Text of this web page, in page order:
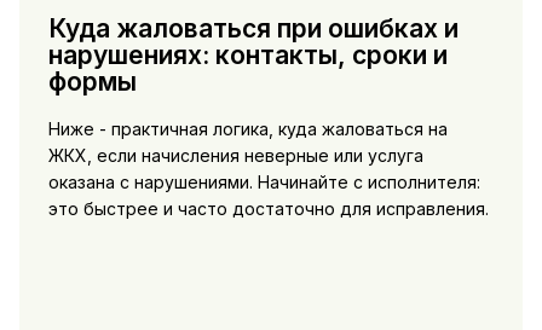
Куда жаловаться при ошибках и
нарушениях: контакты, сроки и
формы
Ниже - практичная логика, куда жаловаться на
ЖКХ, если начисления неверные или услуга
оказана с нарушениями. Начинайте с исполнителя:
это быстрее и часто достаточно для исправления.